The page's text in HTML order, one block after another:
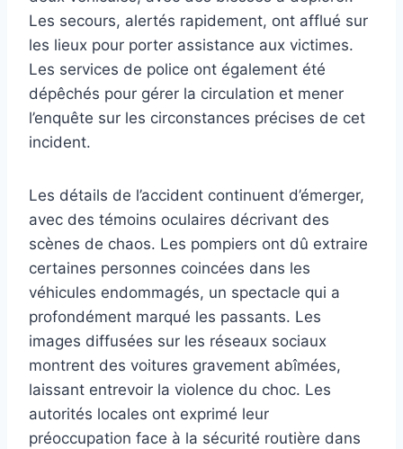
Les secours, alertés rapidement, ont afflué sur
les lieux pour porter assistance aux victimes.
Les services de police ont également été
dépêchés pour gérer la circulation et mener
l’enquête sur les circonstances précises de cet
incident.
Les détails de l’accident continuent d’émerger,
avec des témoins oculaires décrivant des
scènes de chaos. Les pompiers ont dû extraire
certaines personnes coincées dans les
véhicules endommagés, un spectacle qui a
profondément marqué les passants. Les
images diffusées sur les réseaux sociaux
montrent des voitures gravement abîmées,
laissant entrevoir la violence du choc. Les
autorités locales ont exprimé leur
préoccupation face à la sécurité routière dans